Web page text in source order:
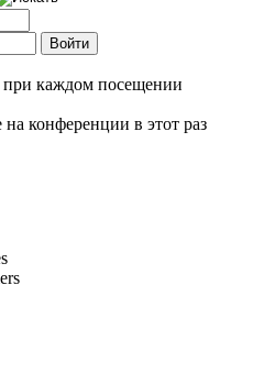
при каждом посещении
конференции в этот раз